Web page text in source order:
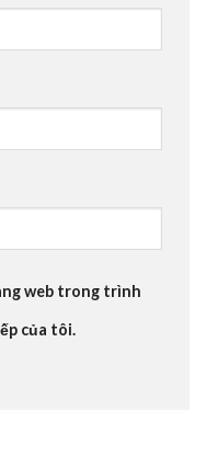
web trong trình
của tôi.